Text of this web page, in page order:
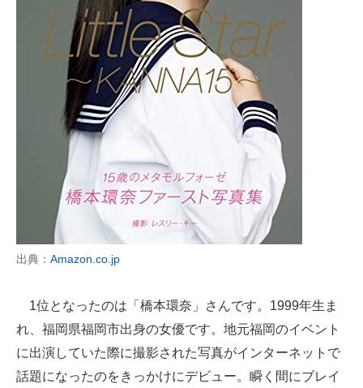
出典： Amazon.co.jp
1位となったのは「橋本環奈」さんです。1999年生ま
れ、福岡県福岡市出身の女優です。地元福岡のイベント
に出演していた際に撮影された写真がインターネットで
話題になったのをきっかけにデビュー。瞬く間にブレイ